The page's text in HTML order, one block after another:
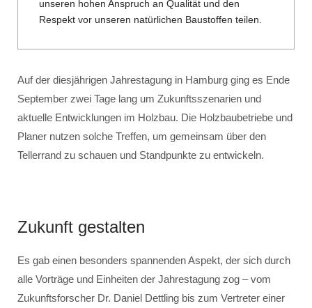
unseren hohen Anspruch an Qualität und den
Respekt vor unseren natürlichen Baustoffen teilen.
Auf der diesjährigen Jahrestagung in Hamburg ging es Ende
September zwei Tage lang um Zukunftsszenarien und
aktuelle Entwicklungen im Holzbau. Die Holzbaubetriebe und
Planer nutzen solche Treffen, um gemeinsam über den
Tellerrand zu schauen und Standpunkte zu entwickeln.
Zukunft gestalten
Es gab einen besonders spannenden Aspekt, der sich durch
alle Vorträge und Einheiten der Jahrestagung zog – vom
Zukunftsforscher Dr. Daniel Dettling bis zum Vertreter einer